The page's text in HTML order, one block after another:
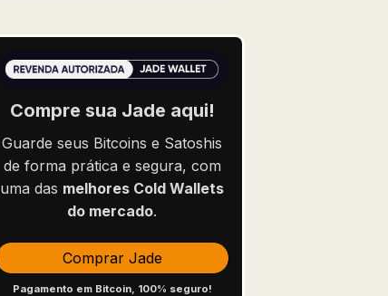
Compre sua Jade aqui!
Guarde seus Bitcoins e Satoshis
de forma prática e segura, com
uma das melhores Cold Wallets
do mercado.
Comprar Jade
Pagamento em Bitcoin, 100% seguro!